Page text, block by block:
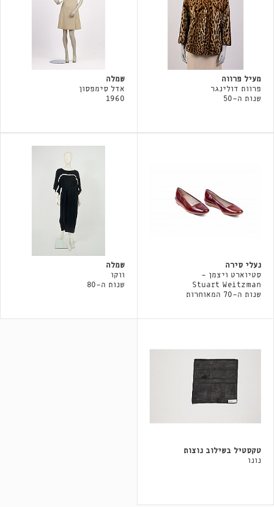
מעיל פרווה
פרוות דולינגר
שנות ה-50
שמלה
אדל סימפסון
1960
נעלי סירה
סטיוארט ויצמן -
Stuart Weitzman
שנות ה-70 המאוחרות
שמלה
ווקו
שנות ה-80
טקסטיל בשילוב נוצות
נונו